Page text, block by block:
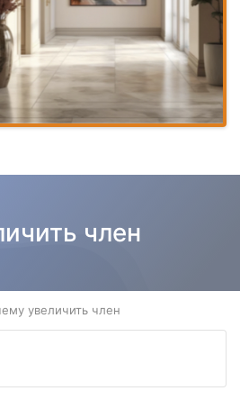
член
увеличить член